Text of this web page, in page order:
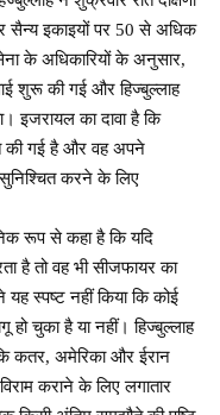
सैन्य इकाइयों पर 50 से अधिक
के अधिकारियों के अनुसार,
शुरू की गई और हिज्बुल्लाह
इजरायल का दावा है कि
की गई है और वह अपने
सुनिश्चित करने के लिए
रूप से कहा है कि यदि
है तो वह भी सीजफायर का
स्पष्ट नहीं किया कि कोई
हो चुका है या नहीं। हिज्बुल्लाह
कतर, अमेरिका और ईरान
कराने के लिए लगातार